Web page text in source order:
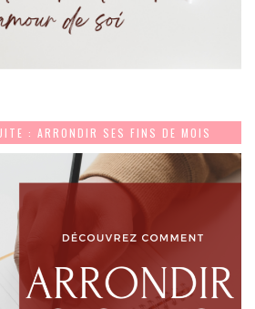
: ARRONDIR SES FINS DE MOIS